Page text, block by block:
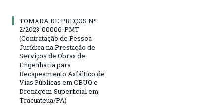
TOMADA DE PREÇOS Nº
2/2023-00006-PMT
(Contratação de Pessoa
Jurídica na Prestação de
Serviços de Obras de
Engenharia para
Recapeamento Asfáltico de
Vias Públicas em CBUQ e
Drenagem Superficial em
Tracuateua/PA)